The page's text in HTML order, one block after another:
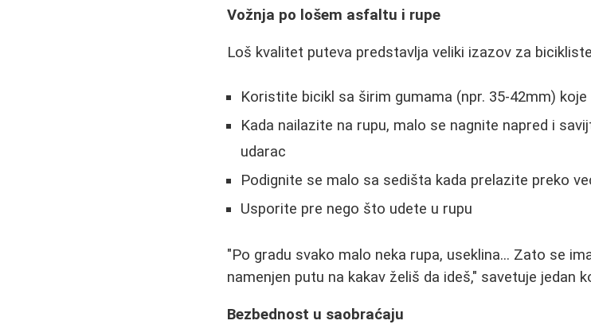
Vožnja po lošem asfaltu i rupe
Loš kvalitet puteva predstavlja veliki izazov za
Koristite bicikl sa širim gumama (npr. 35-42mm)
Kada nailazite na rupu, malo se nagnite napred i
udarac
Podignite se malo sa sedišta kada prelazite preko
Usporite pre nego što udete u rupu
"Po gradu svako malo neka rupa, useklina... Zato se
namenjen putu na kakav želiš da ideš," savetuje jedan
Bezbednost u saobraćaju